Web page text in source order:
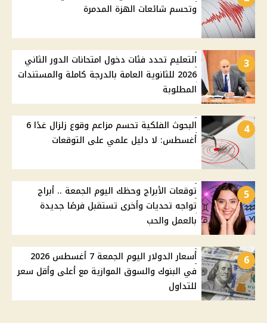
وتحسم شائعات الهزة المدمرة
3
التعليم تحدد فئات دخول امتحانات الدور الثاني
2026 للثانوية العامة بالدرجة كاملة والمستندات
المطلوبة
4
البحوث الفلكية تحسم مزاعم وقوع زلزال غدًا 6
أغسطس: لا دليل علمي على التوقعات
5
توقعات الأبراج وحظك اليوم الجمعة .. أبراج
تواجه تحديات وأخرى تستقبل فرصًا جديدة
بالعمل والحب
6
أسعار الدولار اليوم الجمعة 7 أغسطس 2026
في البنوك والسوق الموازية مع أعلى وأقل سعر
للتداول